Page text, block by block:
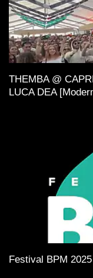
THEMBA @
LUCA DEA
Festival BPM